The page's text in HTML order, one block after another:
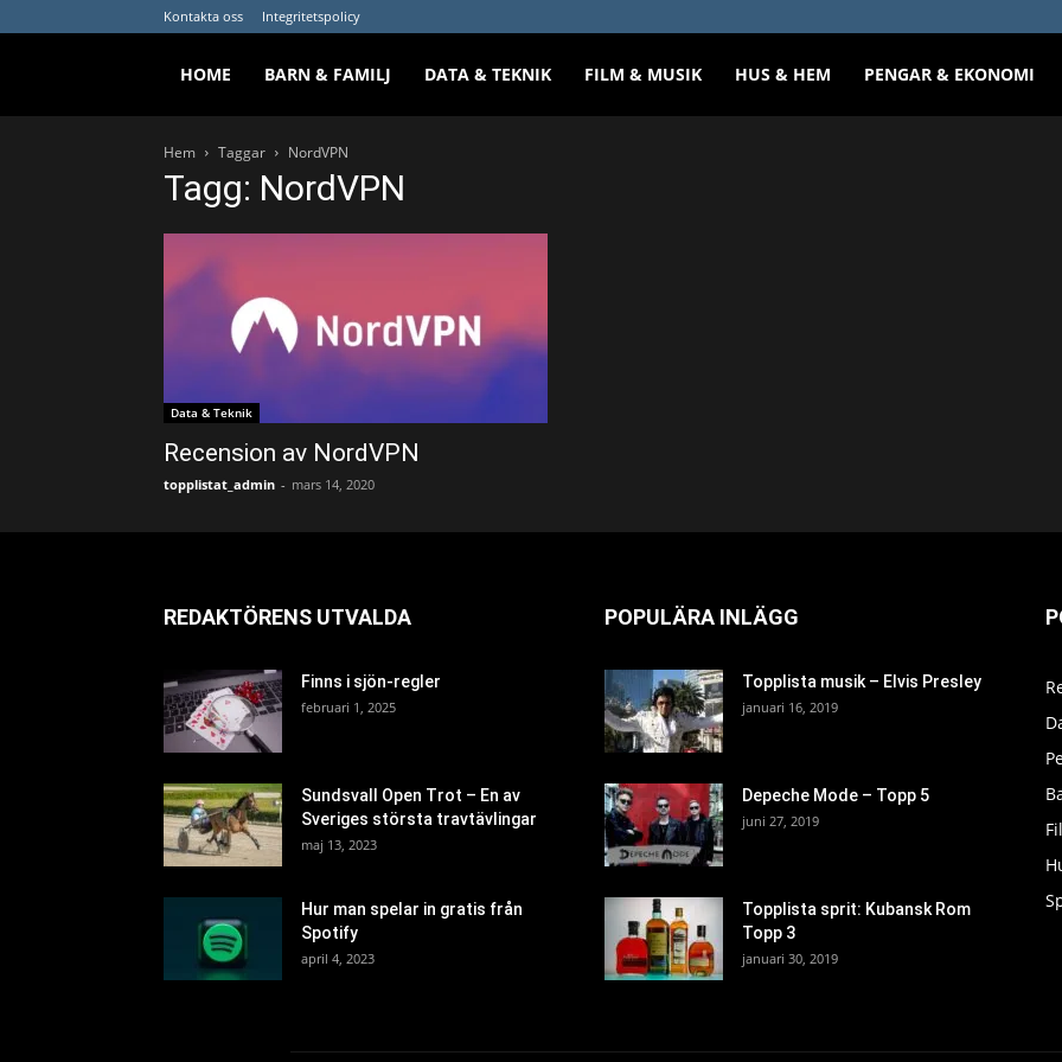
Kontakta oss Integritetspolicy
HOME BARN & FAMILJ DATA & TEKNIK FILM & MUSIK HUS & HEM PENGAR & EKONOMI
Hem Taggar NordVPN
Tagg: NordVPN
Data & Teknik
Recension av NordVPN
topplistat_admin - mars 14, 2020
REDAKTÖRENS UTVALDA
Finns i sjön-regler
februari 1, 2025
Sundsvall Open Trot – En av
Sveriges största travtävlingar
maj 13, 2023
Hur man spelar in gratis från
Spotify
april 4, 2023
POPULÄRA INLÄGG
Topplista musik – Elvis Presley
januari 16, 2019
Depeche Mode – Topp 5
juni 27, 2019
Topplista sprit: Kubansk Rom
Topp 3
januari 30, 2019